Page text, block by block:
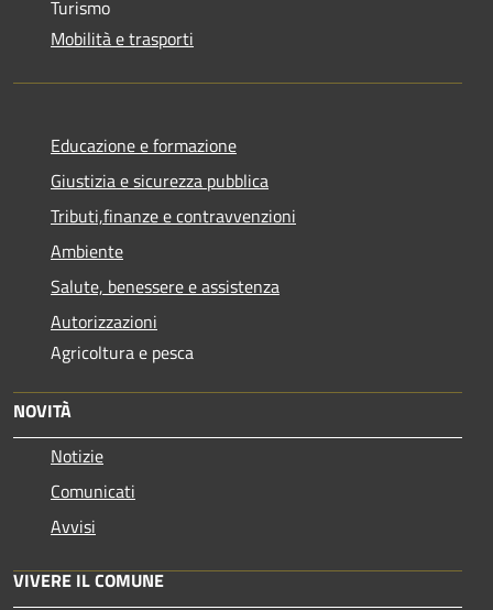
Turismo
Mobilità e trasporti
Educazione e formazione
Giustizia e sicurezza pubblica
Tributi,finanze e contravvenzioni
Ambiente
Salute, benessere e assistenza
Autorizzazioni
Agricoltura e pesca
NOVITÀ
Notizie
Comunicati
Avvisi
VIVERE IL COMUNE